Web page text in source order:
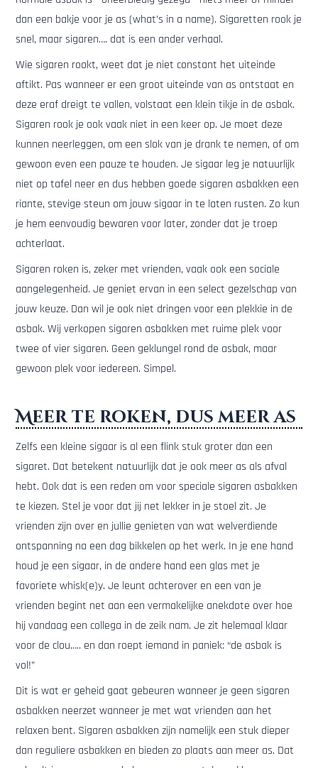
dan een bakje voor je as (what’s in a name). Sigaretten rook je
snel, maar sigaren…. dat is een ander verhaal.
Wie sigaren rookt, weet dat je niet constant het uiteinde
aftikt. Pas wanneer er een groot uiteinde van as ontstaat en
deze eraf dreigt te vallen, volstaat een klein tikje in de asbak.
Sigaren rook je ook vaak niet in een keer op. Je moet deze
kunnen neerleggen, om een slok van je drank te nemen, of om
gewoon even een pauze te houden. Je sigaar leg je natuurlijk
niet op tafel neer en dus hebben goede sigaren asbakken een
riante, stevige steun om jouw sigaar in te laten rusten. Zo kun
je hem eenvoudig bewaren voor later, zonder dat je troep
achterlaat.
Sigaren roken is, zeker met vrienden, vaak ook een sociale
aangelegenheid. Je geniet ervan in een select gezelschap van
jouw keuze. Dan wil je ook niet dringen voor een plekkie in de
asbak. Wij verkopen sigaren asbakken met ruime plek voor
twee of vier sigaren. Geen geklungel rond de asbak, maar
gewoon plek voor iedereen. Simpel.
Meer te roken, dus meer as
Zelfs een kleine sigaar is al een flink stuk groter dan een
sigaret. Dat betekent natuurlijk dat je ook meer as als afval
hebt. Ook dat is een reden om voor speciale sigaren asbakken
te kiezen. Stel je voor dat jij net lekker in je stoel zit. Je
vrienden zijn over en jullie genieten van wat welverdiende
ontspanning na een dag bikkelen op het werk. In je ene hand
houd je een sigaar, in de andere hand een glas met je
favoriete whisk(e)y. Je leunt achterover en een van je
vrienden begint net aan een vermakelijke anekdote over hoe
hij vandaag een collega in de zeik nam. Je zit helemaal klaar
voor de clou….. en dan roept iemand in paniek: “de asbak is
vol!”
Dit is wat er geheid gaat gebeuren wanneer je geen sigaren
asbakken neerzet wanneer je met wat vrienden aan het
relaxen bent. Sigaren asbakken zijn namelijk een stuk dieper
dan reguliere asbakken en bieden zo plaats aan meer as. Dat